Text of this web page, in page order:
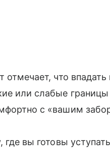
отмечает, что
или слабые
с «вашим
где вы готовы